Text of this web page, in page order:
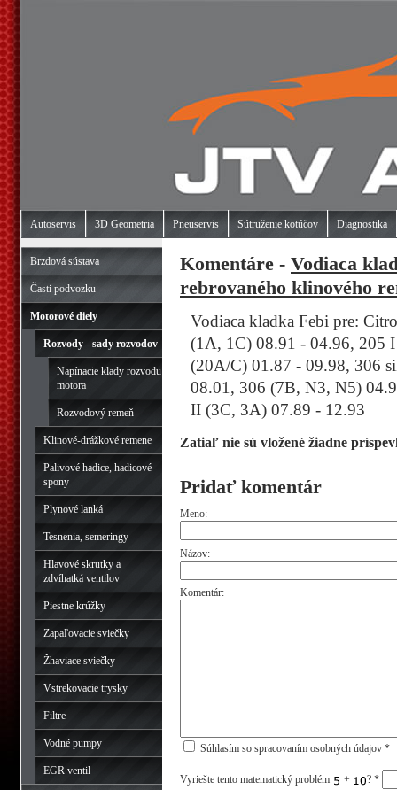
Autoservis 3D Geometria Pneuservis Sútruženie kotúčov Diagnostika
Brzdová sústava
Časti podvozku
Motorové diely
Rozvody - sady rozvodov
Napínacie klady rozvodu
motora
Rozvodový remeň
Klinové-drážkové remene
Palivové hadice, hadicové
spony
Plynové lanká
Tesnenia, semeringy
Hlavové skrutky a
zdvíhatká ventilov
Piestne krúžky
Zapaľovacie sviečky
Žhaviace sviečky
Vstrekovacie trysky
Filtre
Vodné pumpy
EGR ventil
Komentáre - Vodiaca
rebrovaného klinového
Vodiaca kladka Febi pre:
(1A, 1C) 08.91 - 04.96, 205
(20A/C) 01.87 - 09.98, 306
08.01, 306 (7B, N3, N5)
II (3C, 3A) 07.89 - 12.93
Zatiaľ nie sú vložené žiadne
Pridať komentár
Meno:
Názov:
Komentár:
Súhlasím so spracovaním osobných údajov *
Vyriešte tento matematický problém + ? *